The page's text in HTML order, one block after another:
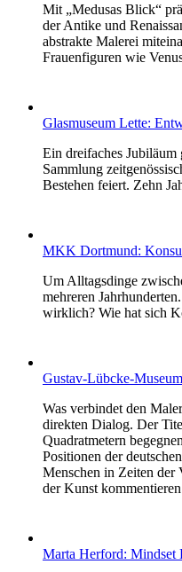
Mit „Medusas Blick“
der Antike und
abstrakte Malerei
Frauenfiguren wie
Glasmuseum Lette:
Ein dreifaches
Sammlung
Bestehen feiert. Zehn
MKK Dortmund:
Um Alltagsdinge
mehreren
wirklich? Wie hat sich
Gustav-Lübcke-
Was verbindet den
direkten Dialog. Der
Quadratmetern
Positionen der
Menschen in Zeiten der
der Kunst
Marta Herford: Mindset